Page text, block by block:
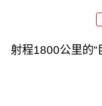
射程1800公里的“